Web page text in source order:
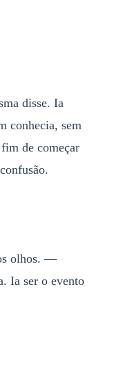
disse. Ia
conhecia, sem
de começar
olhos. —
Ia ser o evento